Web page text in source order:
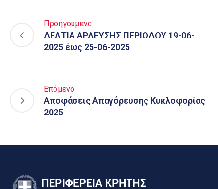
Προηγούμενο
ΔΕΛΤΙΑ ΑΡΔΕΥΣΗΣ ΠΕΡΙΟΔΟΥ 19-06-
2025 έως 25-06-2025
Επόμενο
Αποφάσεις Απαγόρευσης Κυκλοφορίας
2025